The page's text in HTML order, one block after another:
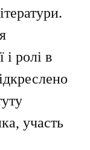
і ролі в
участь